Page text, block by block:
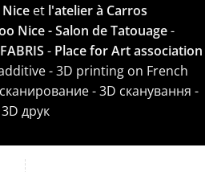
Nice et l'atelier à Carros
Nice - Salon de Tatouage-
- Place for Art association
- 3D printing on French
- 3D сканування -
3D друк